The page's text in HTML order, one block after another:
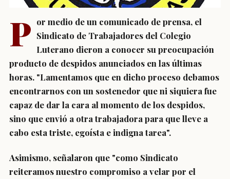
P or medio de un comunicado de prensa, el
Sindicato de Trabajadores del Colegio
Luterano dieron a conocer su preocupación
producto de despidos anunciados en las últimas
horas. "Lamentamos que en dicho proceso debamos
encontrarnos con un sostenedor que ni siquiera fue
capaz de dar la cara al momento de los despidos,
sino que envió a otra trabajadora para que lleve a
cabo esta triste, egoísta e indigna tarea".
Asimismo, señalaron que "como Sindicato
reiteramos nuestro compromiso a velar por el